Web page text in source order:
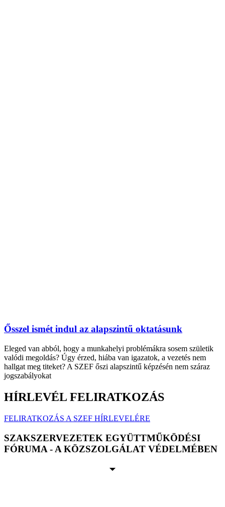
Ősszel ismét indul az alapszintű oktatásunk
Eleged van abból, hogy a munkahelyi problémákra sosem születik
valódi megoldás? Úgy érzed, hiába van igazatok, a vezetés nem
hallgat meg titeket? A SZEF őszi alapszintű képzésén nem száraz
jogszabályokat
HÍRLEVÉL FELIRATKOZÁS
FELIRATKOZÁS A SZEF HÍRLEVELÉRE
SZAKSZERVEZETEK EGYÜTTMŰKÖDÉSI
FÓRUMA - A KÖZSZOLGÁLAT VÉDELMÉBEN